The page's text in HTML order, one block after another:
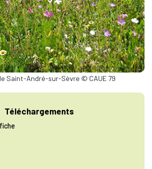
Saint-André-sur-Sèvre © CAUE 79
Téléchargements